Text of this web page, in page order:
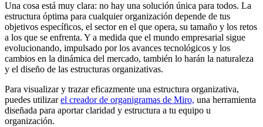
Una cosa está muy clara: no hay una solución única para todos. La
estructura óptima para cualquier organización depende de tus
objetivos específicos, el sector en el que opera, su tamaño y los retos
a los que se enfrenta. Y a medida que el mundo empresarial sigue
evolucionando, impulsado por los avances tecnológicos y los
cambios en la dinámica del mercado, también lo harán la naturaleza
y el diseño de las estructuras organizativas.
Para visualizar y trazar eficazmente una estructura organizativa,
puedes utilizarel creador de organigramas de Miro, una herramienta
diseñada para aportar claridad y estructura a tu equipo u
organización.